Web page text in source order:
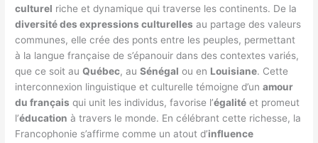
culturel riche et dynamique qui traverse les continents. De la
diversité des expressions culturelles au partage des valeurs
communes, elle crée des ponts entre les peuples, permettant
à la langue française de s’épanouir dans des contextes variés,
que ce soit auQuébec, auSénégal ou en Louisiane. Cette
interconnexion linguistique et culturelle témoigne d’unamour
du français qui unit les individus, favorise l’égalité et promeut
l’éducation à travers le monde. En célébrant cette richesse, la
Francophonie s’affirme comme un atout d’influence